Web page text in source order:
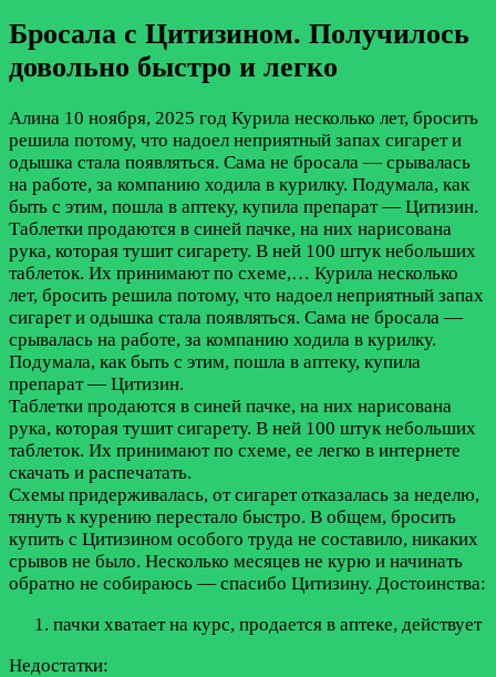
Бросала с Цитизином. Получилось
довольно быстро и легко
Алина 10 ноября, 2025 год Курила несколько лет, бросить
решила потому, что надоел неприятный запах сигарет и
одышка стала появляться. Сама не бросала — срывалась
на работе, за компанию ходила в курилку. Подумала, как
быть с этим, пошла в аптеку, купила препарат — Цитизин.
Таблетки продаются в синей пачке, на них нарисована
рука, которая тушит сигарету. В ней 100 штук небольших
таблеток. Их принимают по схеме,… Курила несколько
лет, бросить решила потому, что надоел неприятный запах
сигарет и одышка стала появляться. Сама не бросала —
срывалась на работе, за компанию ходила в курилку.
Подумала, как быть с этим, пошла в аптеку, купила
препарат — Цитизин.
Таблетки продаются в синей пачке, на них нарисована
рука, которая тушит сигарету. В ней 100 штук небольших
таблеток. Их принимают по схеме, ее легко в интернете
скачать и распечатать.
Схемы придерживалась, от сигарет отказалась за неделю,
тянуть к курению перестало быстро. В общем, бросить
купить с Цитизином особого труда не составило, никаких
срывов не было. Несколько месяцев не курю и начинать
обратно не собираюсь — спасибо Цитизину. Достоинства:
пачки хватает на курс, продается в аптеке, действует
Недостатки: